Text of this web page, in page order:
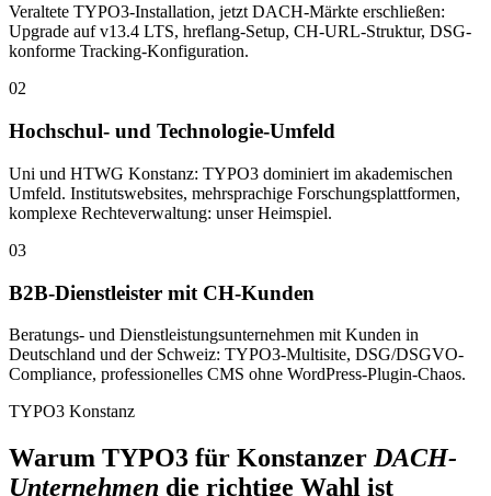
Veraltete TYPO3-Installation, jetzt DACH-Märkte erschließen:
Upgrade auf v13.4 LTS, hreflang-Setup, CH-URL-Struktur, DSG-
konforme Tracking-Konfiguration.
02
Hochschul- und Technologie-Umfeld
Uni und HTWG Konstanz: TYPO3 dominiert im akademischen
Umfeld. Institutswebsites, mehrsprachige Forschungsplattformen,
komplexe Rechteverwaltung: unser Heimspiel.
03
B2B-Dienstleister mit CH-Kunden
Beratungs- und Dienstleistungsunternehmen mit Kunden in
Deutschland und der Schweiz: TYPO3-Multisite, DSG/DSGVO-
Compliance, professionelles CMS ohne WordPress-Plugin-Chaos.
TYPO3 Konstanz
Warum TYPO3 für Konstanzer DACH-
Unternehmen die richtige Wahl ist